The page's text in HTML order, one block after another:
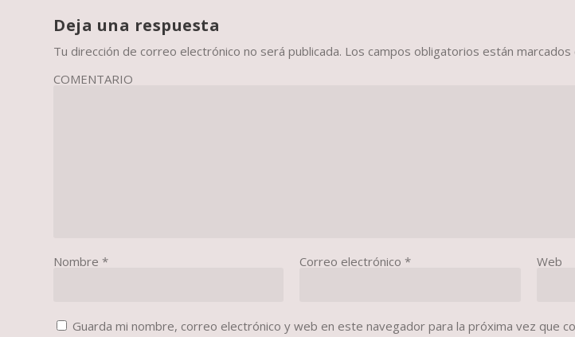
Deja una respuesta
Tu dirección de correo electrónico no será publicada. Los campos obligatorios están
COMENTARIO
Nombre* Correo electrónico * Web
Guarda mi nombre, correo electrónico y web en este navegador para la próxima vez que